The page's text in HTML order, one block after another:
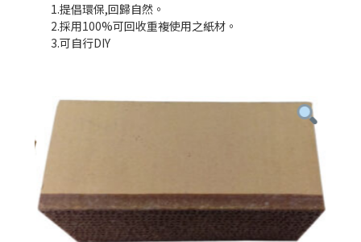
1.提倡環保,回歸自然。
2.採用100%可回收重複使用之紙材。
3.可自行DIY